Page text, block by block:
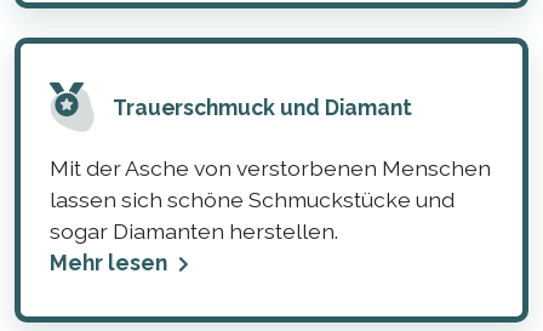
Trauerschmuck und Diamant
Mit der Asche von verstorbenen Menschen
lassen sich schöne Schmuckstücke und
sogar Diamanten herstellen.
Mehr lesen